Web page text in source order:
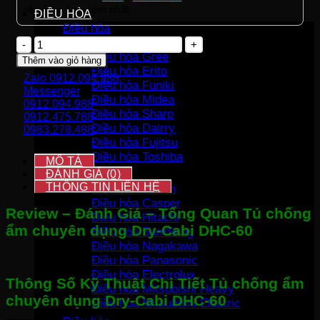
ĐIỀU HÒA
Điều hòa
Điều hòa Gree
Điều hòa Erito
Điều hòa Funiki
Điều hòa Midea
Điều hòa Sharp
Điều hòa Dairry
Điều hòa Fujitsu
Điều hòa Toshiba
Điều hòa
Điều hòa Daikin
Điều hòa Casper
Điều hòa Hitachi
Điều hòa SamSung
Điều hòa Nagakawa
Điều hòa Panasonic
Điều hòa Electrolux
Điều hòa Mitsubishi Heavy
Điều hòa Mitsubishi Electric
sẽ hỗ trợ bạn sớm nhất.
Tủ
chống
ẩm
chuyên
dụng
Dry-
Cabi
DHC-
số
lượng
Thêm vào giỏ hàng
Zalo 0912.094.988
Messenger
0912.094.988
0912.475.788
0983.278.488
MÔ TẢ
ĐÁNH GIÁ (0)
THÔNG TIN LIÊN HỆ
Review – Đánh Giá – Tổng Quan Tủ chống
ẩm chuyên dụng Dry-Cabi DHC-60
Thông Số Kỹ Thuật Chi Tiết Tủ chống ẩm
chuyên dụng Dry-Cabi DHC-60